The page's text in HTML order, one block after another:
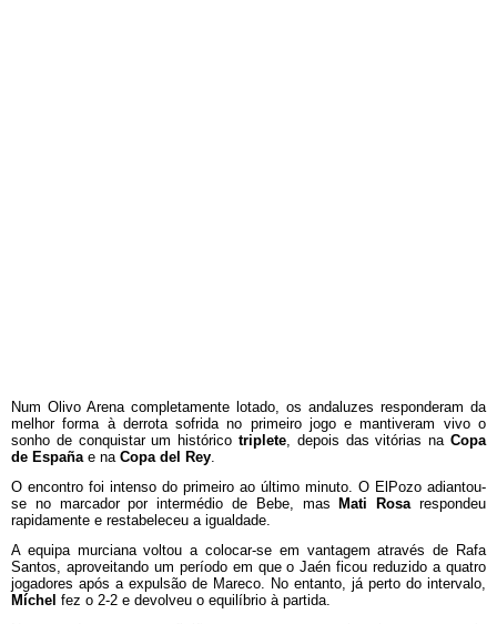
Num Olivo Arena completamente lotado, os andaluzes responderam da
melhor forma à derrota sofrida no primeiro jogo e mantiveram vivo o
sonho de conquistar um histórico triplete , depois das vitórias na Copa
de España e na Copa del Rey
O encontro foi intenso do primeiro ao último minuto. O ElPozo adiantou-
se no marcador por intermédio de Bebe, mas
Mati Rosa respondeu
rapidamente e restabeleceu a igualdade.
A equipa murciana voltou a colocar-se em vantagem através de Rafa
Santos, aproveitando um período em que o Jaén ficou reduzido a quatro
jogadores após a expulsão de Mareco. No entanto, já perto do intervalo,
Míchel fez o 2-2 e devolveu o equilíbrio à partida.